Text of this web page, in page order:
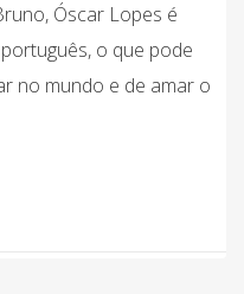
Óscar Lopes é
o que pode
no mundo e de amar o